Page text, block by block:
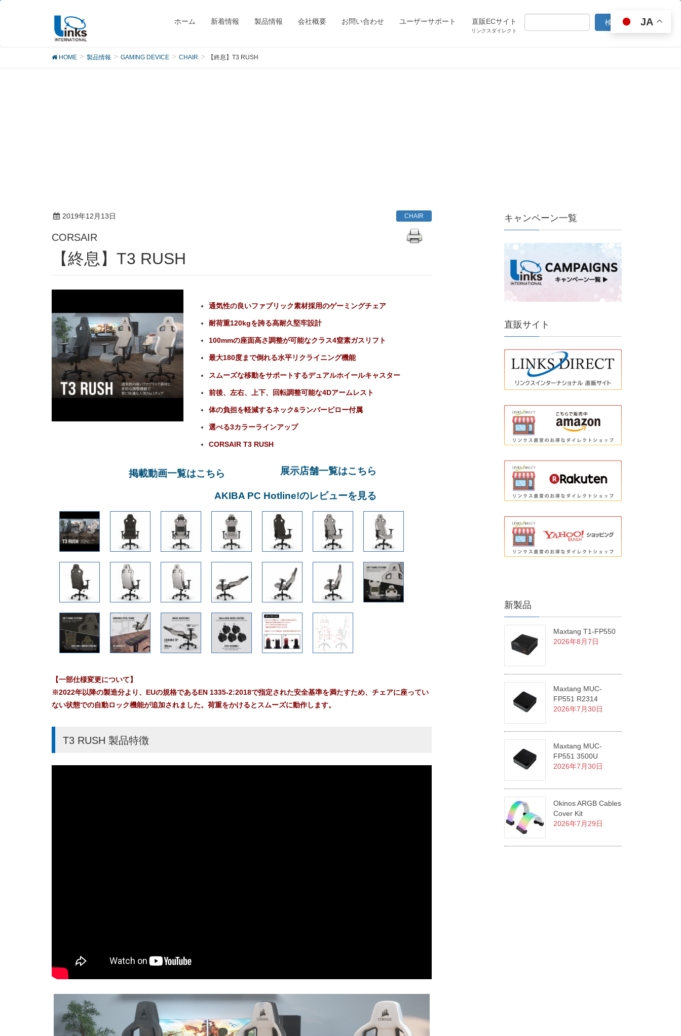
ホーム 新着情報 製品情報 会社概要 お問い合わせ ユーザーサポート 直販ECサイト
リンクスダイレクト
製品
HOME 製品情報 GAMING DEVICE CHAIR 【終息】T3 RUSH
2019年12月13日 CHAIR
CORSAIR
【終息】T3 RUSH
通気性の良いファブリック素材採用のゲーミングチェア
耐荷重120kgを誇る高耐久堅牢設計
100mmの座面高さ調整が可能なクラス4窒素ガスリフト
最大180度まで倒れる水平リクライニング機能
スムーズな移動をサポートするデュアルホイールキャスター
前後、左右、上下、回転調整可能な4Dアームレスト
体の負担を軽減するネック&ランバーピロー付属
選べる3カラーラインアップ
CORSAIR T3 RUSH
展示店舗一覧はこちら
掲載動画一覧はこちら
AKIBA PC Hotline!のレビューを見る
【一部仕様変更について】
※2022年以降の製造分より、EUの規格であるEN 1335-2:2018で指定された安全基準を満たすため、チェアに座ってい
ない状態での自動ロック機能が追加されました。荷重をかけるとスムーズに動作します。
T3 RUSH 製品特徴
キャンペーン一覧
直販サイト
新製品
Maxtang T1-FP550
2026年8月7日
Maxtang MUC-
FP551 R2314
2026年7月30日
Maxtang MUC-
FP551 3500U
2026年7月30日
Okinos ARGB Cables
Cover Kit
2026年7月29日
JA